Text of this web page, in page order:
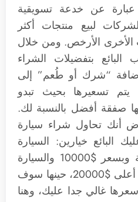
عن خدعة تسويقية
لبيع منتجات أكثر
الأخرى الأرخص. ومن خلال
البائع بتفضيلات الشراء
“شرك أو طُعم” إلى
يتم تسعيرها بحيث تبدو
صفقة أفضل بالنسبة لك.
أنك تحاول شراء سيارة
البائع خيارين: السيارة
الأولى تأتي بميزات قليلة وبسعر $10000 والسيارة
الثانية بميزات أكثر وسعر أعلى $20000، حينها سوف
سعرها غالي جدا عليك، وهنا